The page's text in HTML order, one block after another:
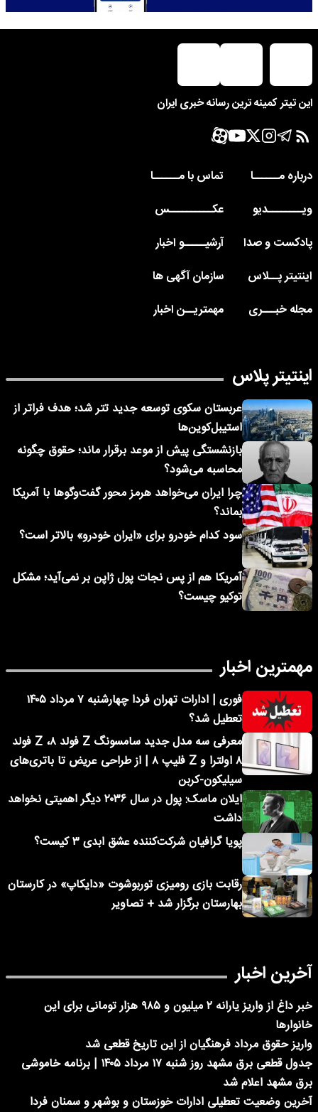
این تیتر کمینه ترین رسانه خبری ایران
درباره مــــــا
تماس با مــــــا
ویــــــــدیو
عکــــــــــس
پادکست و صدا
آرشیـــــو اخبار
اینتیتر پــلاس
سازمان آگهی ها
مجله خبـــری
مهمتریــن اخبار
اینتیتر پلاس
عربستان سکوی توسعه جدید تتر شد؛ هدف فراتر از
استیبل‌کوین‌ها
بازنشستگی پیش از موعد برقرار ماند؛ حقوق چگونه
محاسبه می‌شود؟
چرا ایران می‌خواهد هرمز محور گفت‌وگوها با آمریکا
بماند؟
سود کدام خودرو برای «ایران خودرو» بالاتر است؟
آمریکا هم از پس نجات پول ژاپن بر نمی‌آید؛ مشکل
توکیو چیست؟
مهمترین اخبار
فوری | ادارات تهران فردا چهارشنبه ۷ مرداد ۱۴۰۵
تعطیل شد؟
معرفی سه مدل جدید سامسونگ Z فولد ۸، Z فولد
۸ اولترا و Z فلیپ ۸ | از طراحی عریض تا باتری‌های
سیلیکون-کربن
ایلان ماسک: پول در سال ۲۰۳۶ دیگر اهمیتی نخواهد
داشت
پویا گرافیان شرکت‌کننده عشق ابدی ۳ کیست؟
رقابت بازی رومیزی توربوشوت «دایکاپ» در کارستان
بهارستان برگزار شد + تصاویر
آخرین اخبار
خبر داغ از واریز یارانه ۲ میلیون و ۹۸۵ هزار تومانی برای این
خانوارها
واریز حقوق مرداد فرهنگیان از این تاریخ قطعی شد
جدول قطعی برق مشهد روز شنبه ۱۷ مرداد ۱۴۰۵ | برنامه خاموشی
برق مشهد اعلام شد
آخرین وضعیت تعطیلی ادارات خوزستان و بوشهر و سمنان فردا